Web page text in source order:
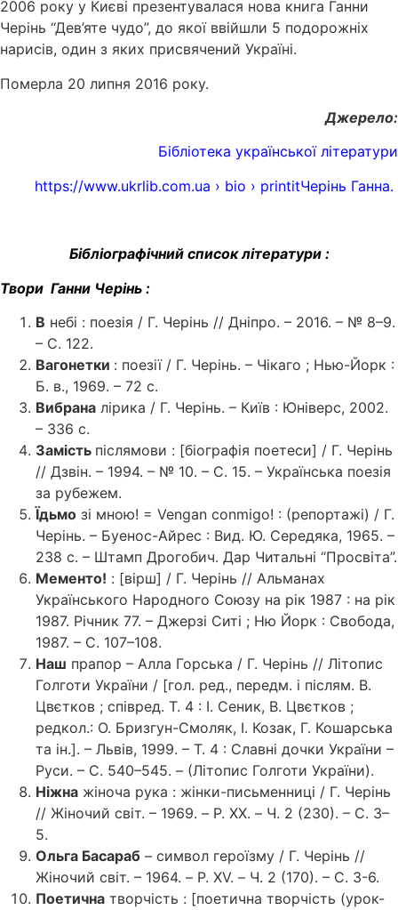
2006 року у Києві презентувалася нова книга Ганни
Черінь “Дев’яте чудо”, до якої ввійшли 5 подорожніх
нарисів, один з яких присвячений Україні.
Померла 20 липня 2016 року.
Джерело:
Бібліотека української літератури
https://www.ukrlib.com.ua › bio › printitЧерінь Ганна.
Бібліографічний список літератури :
Твори Ганни Черінь :
В небі : поезія / Г. Черінь // Дніпро. – 2016. – № 8–9.
– С. 122.
Вагонетки : поезії / Г. Черінь. – Чікаго ; Нью-Йорк :
Б. в., 1969. – 72 с.
Вибрана лірика / Г. Черінь. – Київ : Юніверс, 2002.
– 336 с.
Замість післямови : [біографія поетеси] / Г. Черінь
// Дзвін. – 1994. – № 10. – С. 15. – Українська поезія
за рубежем.
Їдьмо зі мною! = Vengan conmigo! : (репортажі) / Г.
Черінь. – Буенос-Айрес : Вид. Ю. Середяка, 1965. –
238 с. – Штамп Дрогобич. Дар Читальні “Просвіта”.
Мементо! : [вірш] / Г. Черінь // Альманах
Українського Народного Союзу на рік 1987 : на рік
1987. Річник 77. – Джерзі Ситі ; Ню Йорк : Свобода,
1987. – С. 107–108.
Наш прапор – Алла Горська / Г. Черінь // Літопис
Голготи України / [гол. ред., передм. і післям. В.
Цвєтков ; співред. Т. 4 : І. Сеник, В. Цвєтков ;
редкол.: О. Бризгун-Смоляк, І. Козак, Г. Кошарська
та ін.]. – Львів, 1999. – Т. 4 : Славні дочки України –
Руси. – С. 540–545. – (Літопис Голготи України).
Ніжна жіноча рука : жінки-письменниці / Г. Черінь
// Жіночий світ. – 1969. – P. XX. – Ч. 2 (230). – С. 3–
5.
Ольга Басараб – символ героїзму / Г. Черінь //
Жіночий світ. – 1964. – P. XV. – Ч. 2 (170). – С. 3-6.
Поетична творчість : [поетична творчість (урок-